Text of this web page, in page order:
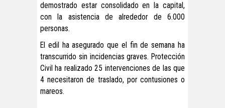
demostrado estar consolidado en la capital,
con la asistencia de alrededor de 6.000
personas.
El edil ha asegurado que el fin de semana ha
transcurrido sin incidencias graves. Protección
Civil ha realizado 25 intervenciones de las que
4 necesitaron de traslado, por contusiones o
mareos.